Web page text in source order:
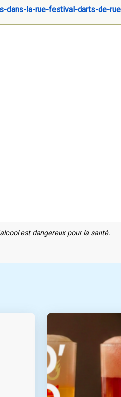
dans-la-rue-festival-darts-de-rue
est dangereux pour la santé.